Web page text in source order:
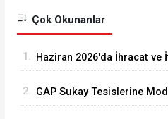
Çok Okunanlar
1. Haziran 2026'da İhracat ve
2. GAP Sukay Tesislerine